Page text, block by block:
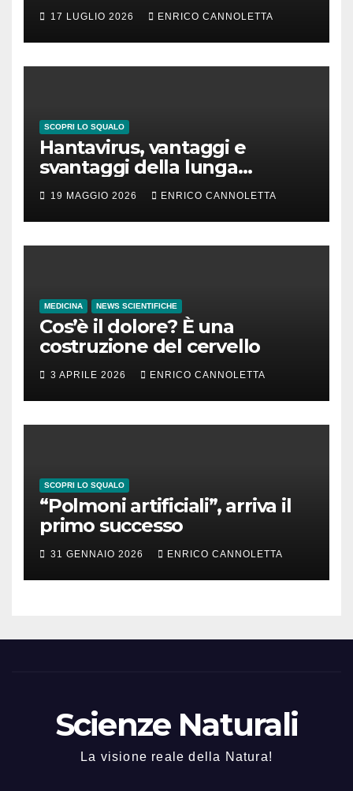
17 LUGLIO 2026 ENRICO CANNOLETTA
SCOPRI LO SQUALO
Hantavirus, vantaggi e
svantaggi della lunga
incubazione
19 MAGGIO 2026 ENRICO CANNOLETTA
MEDICINA NEWS SCIENTIFICHE
Cos’è il dolore? È una
costruzione del cervello
3 APRILE 2026 ENRICO CANNOLETTA
SCOPRI LO SQUALO
“Polmoni artificiali”, arriva il
primo successo
31 GENNAIO 2026 ENRICO CANNOLETTA
Scienze Naturali
La visione reale della Natura!